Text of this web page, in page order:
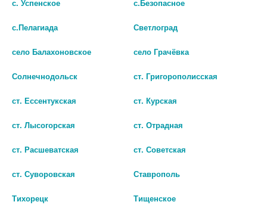
В КОРЗИНУ
УВЛАЖНЯЮЩИЙ КРЕМ Д/
ОЧИЩАЮЩИЙ
с. Успенское с.Безопасное
с.Пелагиада Светлоград
село Балахоновское село Грачёвка
Солнечнодольск ст. Григорополисская
ст. Ессентукская ст. Курская
ст. Лысогорская ст. Отрадная
ст. Расшеватская ст. Советская
ст. Суворовская Ставрополь
Тихорецк Тищенское